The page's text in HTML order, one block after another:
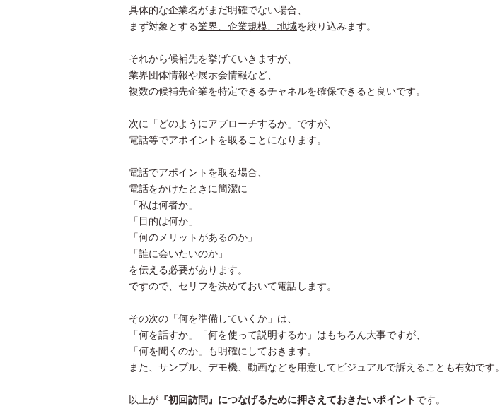
具体的な企業名がまだ明確でない場合、
まず対象とする業界、企業規模、地域を絞り込みます。
それから候補先を挙げていきますが、
業界団体情報や展示会情報など、
複数の候補先企業を特定できるチャネルを確保できると良いです。
次に「どのようにアプローチするか」ですが、
電話等でアポイントを取ることになります。
電話でアポイントを取る場合、
電話をかけたときに簡潔に
「私は何者か」
「目的は何か」
「何のメリットがあるのか」
「誰に会いたいのか」
を伝える必要があります。
ですので、セリフを決めておいて電話します。
その次の「何を準備していくか」は、
「何を話すか」「何を使って説明するか」はもちろん大事ですが、
「何を聞くのか」も明確にしておきます。
また、サンプル、デモ機、動画などを用意してビジュアルで訴えることも有効です。
以上が 『初回訪問』につなげるために押さえておきたいポイントです。